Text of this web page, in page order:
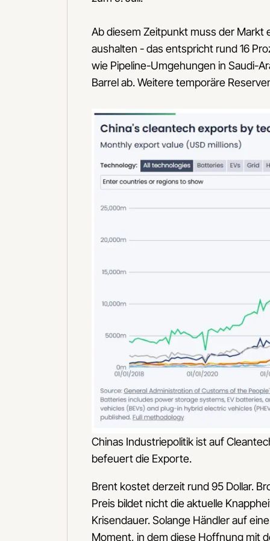
Ab diesem Zeitpunkt muss der Markt
aushalten - das entspricht rund 16
wie Pipeline-Umgehungen in Saudi-
Barrel ab. Weitere temporäre
Chinas Industriepolitik ist auf
befeuert die Exporte.
Brent kostet derzeit rund 95 Dollar.
Preis bildet nicht die aktuelle
Krisendauer. Solange Händler auf
Moment, in dem diese Hoffnung mit